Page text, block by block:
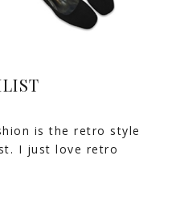
is the retro style
I just love retro